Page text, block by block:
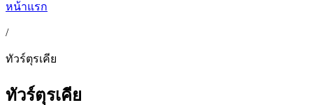
หน้าแรก
/
ทัวร์ตุรเคีย
ทัวร์ตุรเคีย